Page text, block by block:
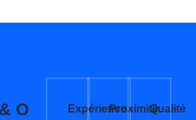
O
ExpérienceProximitéQualité